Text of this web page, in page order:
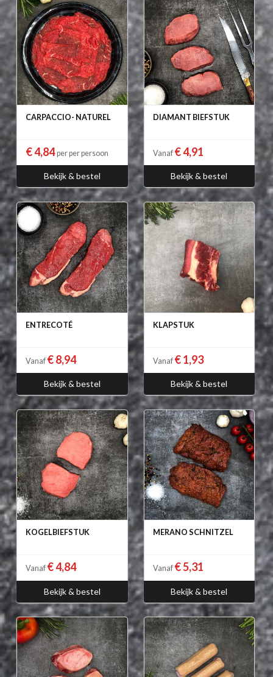
CARPACCIO- NATUREL
€ 4,84per per persoon
Bekijk & bestel
DIAMANT BIEFSTUK
Vanaf € 4,91
Bekijk & bestel
ENTRECOTÉ
Vanaf € 8,94
Bekijk & bestel
KLAPSTUK
Vanaf € 1,93
Bekijk & bestel
KOGELBIEFSTUK
Vanaf € 4,84
Bekijk & bestel
MERANO SCHNITZEL
Vanaf € 5,31
Bekijk & bestel